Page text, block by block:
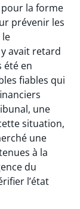
la forme
prévenir les
le
avait retard
été en
fiables qui
une
situation,
une
à la
du
l’état